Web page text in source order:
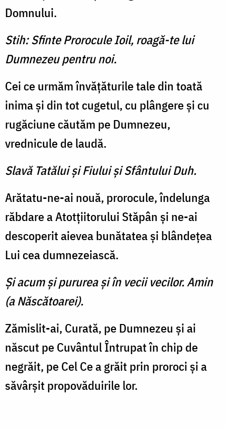
Domnului.
Stih: Sfinte Prorocule Ioil, roagă-te lui
Dumnezeu pentru noi.
Cei ce urmăm învăţăturile tale din toată
inima şi din tot cugetul, cu plângere şi cu
rugă­ciune căutăm pe Dumnezeu,
vrednicule de laudă.
Slavă Tatălui şi Fiului şi Sfântului Duh.
Arătatu-ne-ai nouă, proro­cule, îndelunga
răbdare a Atotţiitorului Stăpân şi ne-ai
desco­perit aievea bunătatea şi blân­deţea
Lui cea dumnezeiască.
Şi acum şi pururea şi în vecii vecilor. Amin
(a Născătoarei).
Zămislit-ai, Curată, pe Dum­nezeu şi ai
născut pe Cuvântul Întrupat în chip de
negrăit, pe Cel Ce a grăit prin proroci şi a
săvârşit propovăduirile lor.